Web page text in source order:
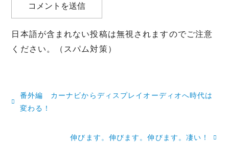
日本語が含まれない投稿は無視されますのでご注意
ください。（スパム対策）
投
稿
番外編 カーナビからディスプレイオーディオへ時代は
変わる！
伸びます。伸びます。伸びます。凄い！